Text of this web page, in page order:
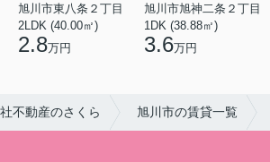
旭川市東八条２丁目
2LDK (40.00㎡)
2.8万円
旭川市旭神二条２丁目
1DK (38.88㎡)
3.6万円
不動産のさくら 旭川市の賃貸一覧